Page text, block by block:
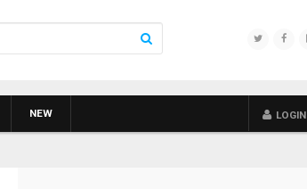
NEW LOGIN